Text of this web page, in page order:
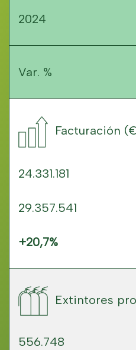
2024
Var. %
Facturación
24.331.181
29.357.541
+20,7%
Extintores
556.748